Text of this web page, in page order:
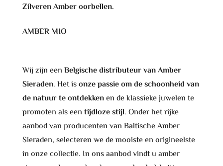
Zilveren Amber oorbellen.
AMBER MIO
Wij zijn een Belgische distributeur van Amber
Sieraden. Het isonze passie om de schoonheid van
de natuur te ontdekkenen de klassieke juwelen te
promoten als een tijdloze stijl. Onder het rijke
aanbod van producenten van Baltische Amber
Sieraden, selecteren we de mooiste en origineelste
in onze collectie. In ons aanbod vindt u amber